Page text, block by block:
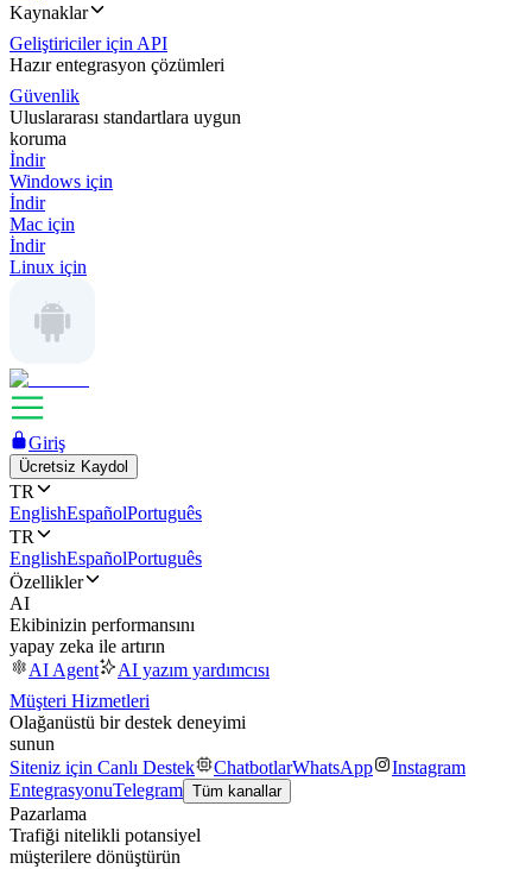
Kaynaklar
Geliştiriciler için API
Hazır entegrasyon çözümleri
Güvenlik
Uluslararası standartlara uygun
koruma
İndir
Windows için
İndir
Mac için
İndir
Linux için
Giriş
Ücretsiz Kaydol
TR
EnglishEspañolPortuguês
TR
EnglishEspañolPortuguês
Özellikler
AI
Ekibinizin performansını
yapay zeka ile artırın
AI Agent
AI yazım yardımcısı
Müşteri Hizmetleri
Olağanüstü bir destek deneyimi
sunun
Siteniz için Canlı Destek
ChatbotlarWhatsApp
Instagram
EntegrasyonuTelegram Tüm kanallar
Pazarlama
Trafiği nitelikli potansiyel
müşterilere dönüştürün